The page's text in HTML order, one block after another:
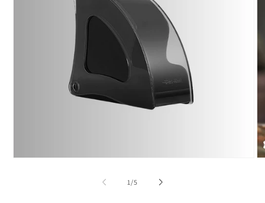
1 /of
5